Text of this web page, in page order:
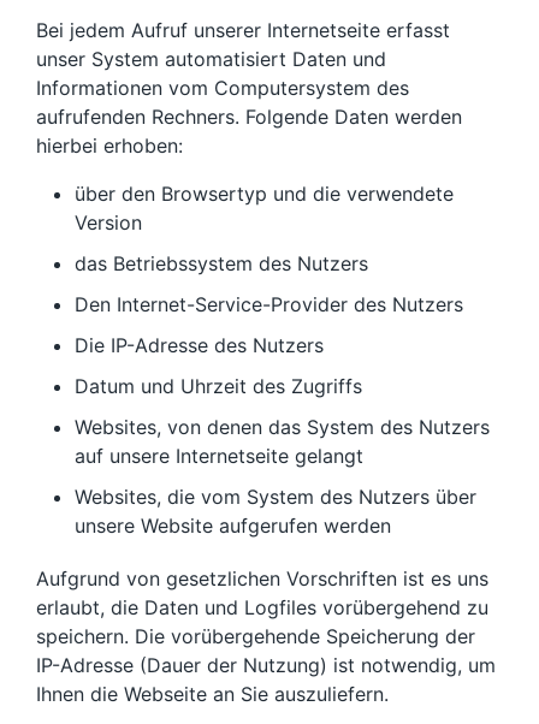
Bei jedem Aufruf unserer Internetseite erfasst
unser System automatisiert Daten und
Informationen vom Computersystem des
aufrufenden Rechners. Folgende Daten werden
hierbei erhoben:
über den Browsertyp und die verwendete
Version
das Betriebssystem des Nutzers
Den Internet-Service-Provider des Nutzers
Die IP-Adresse des Nutzers
Datum und Uhrzeit des Zugriffs
Websites, von denen das System des Nutzers
auf unsere Internetseite gelangt
Websites, die vom System des Nutzers über
unsere Website aufgerufen werden
Aufgrund von gesetzlichen Vorschriften ist es uns
erlaubt, die Daten und Logfiles vorübergehend zu
speichern. Die vorübergehende Speicherung der
IP-Adresse (Dauer der Nutzung) ist notwendig, um
Ihnen die Webseite an Sie auszuliefern.